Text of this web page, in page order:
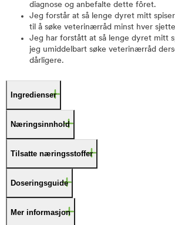
diagnose og anbefalte dette fôret.
Jeg forstår at så lenge dyret mitt
til å søke veterinærråd minst hver
Jeg har forstått at så lenge dyret mitt
jeg umiddelbart søke veterinærråd
dårligere.
Ingredienser
Næringsinnhold
Tilsatte næringsstoffer
Doseringsguide
Mer informasjon